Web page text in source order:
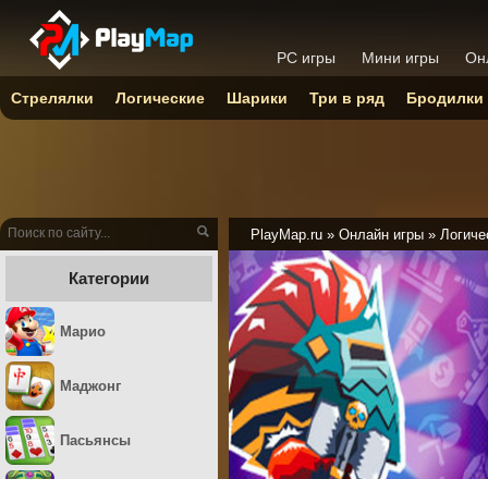
PlayMap.ru » Онлайн игры »
Категории
Марио
Маджонг
Пасьянсы
PC игры Мини игры
Стрелялки Логические Шарики Три в ряд Бродилки